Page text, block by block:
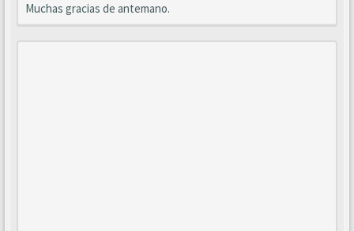
Muchas gracias de antemano.